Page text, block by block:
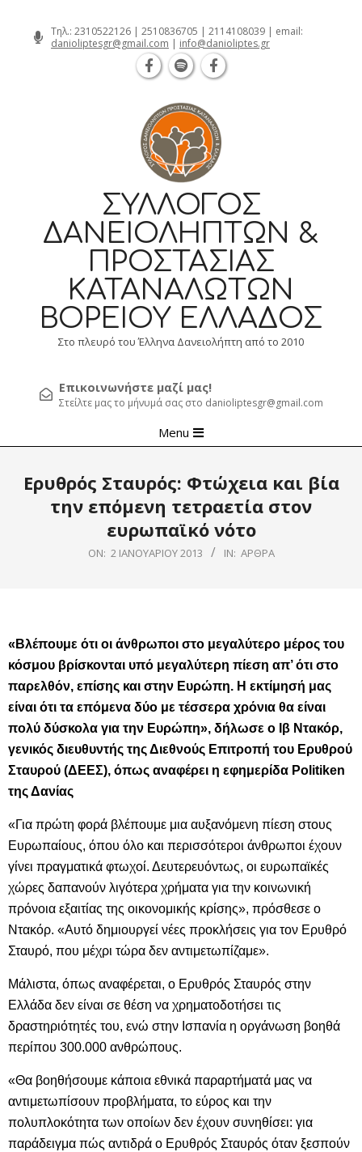
Τηλ.: 2310522126 | 2510836705 | 2114108039 | email:
danioliptesgr@gmail.com | info@danioliptes.gr
ΣΎΛΛΟΓΟΣ
ΔΑΝΕΙΟΛΗΠΤΏΝ &
ΠΡΟΣΤΑΣΊΑΣ
ΚΑΤΑΝΑΛΩΤΏΝ
ΒΟΡΕΊΟΥ ΕΛΛΆΔΟΣ
Στο πλευρό του Έλληνα Δανειολήπτη από το 2010
Επικοινωνήστε μαζί μας!
Στείλτε μας το μήνυμά σας στο danioliptesgr@gmail.com
Navigation
Menu
Ερυθρός Σταυρός: Φτώχεια και βία
την επόμενη τετραετία στον
ευρωπαϊκό νότο
ON: 2 ΙΑΝΟΥΑΡΊΟΥ 2013 IN: ΆΡΘΡΑ
«Βλέπουμε ότι οι άνθρωποι στο μεγαλύτερο μέρος του
κόσμου βρίσκονται υπό μεγαλύτερη πίεση απ’ ότι στο
παρελθόν, επίσης και στην Ευρώπη. Η εκτίμησή μας
είναι ότι τα επόμενα δύο με τέσσερα χρόνια θα είναι
πολύ δύσκολα για την Ευρώπη», δήλωσε ο Ιβ Ντακόρ,
γενικός διευθυντής της Διεθνούς Επιτροπή του Ερυθρού
Σταυρού (ΔΕΕΣ), όπως αναφέρει η εφημερίδα Politiken
της Δανίας
«Για πρώτη φορά βλέπουμε μια αυξανόμενη πίεση στους
Ευρωπαίους, όπου όλο και περισσότεροι άνθρωποι έχουν
γίνει πραγματικά φτωχοί. Δευτερευόντως, οι ευρωπαϊκές
χώρες δαπανούν λιγότερα χρήματα για την κοινωνική
πρόνοια εξαιτίας της οικονομικής κρίσης», πρόσθεσε ο
Ντακόρ. «Αυτό δημιουργεί νέες προκλήσεις για τον Ερυθρό
Σταυρό, που μέχρι τώρα δεν αντιμετωπίζαμε».
Μάλιστα, όπως αναφέρεται, ο Ερυθρός Σταυρός στην
Ελλάδα δεν είναι σε θέση να χρηματοδοτήσει τις
δραστηριότητές του, ενώ στην Ισπανία η οργάνωση βοηθά
περίπου 300.000 ανθρώπους.
«Θα βοηθήσουμε κάποια εθνικά παραρτήματά μας να
αντιμετωπίσουν προβλήματα, το εύρος και την
πολυπλοκότητα των οποίων δεν έχουν συνηθίσει: για
παράδειγμα πώς αντιδρά ο Ερυθρός Σταυρός όταν ξεσπούν